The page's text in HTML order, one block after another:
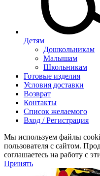
Детям
Дошкольникам
Малышам
Школьникам
Готовые изделия
Условия доставки
Возврат
Контакты
Список желаемого
Вход / Регистрация
Мы используем файлы
пользователя с сайтом.
соглашаетесь на работу с
Принять